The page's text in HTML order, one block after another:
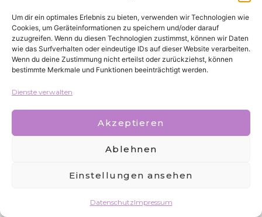
Um dir ein optimales Erlebnis zu bieten, verwenden wir Technologien wie
Cookies, um Geräteinformationen zu speichern und/oder darauf
zuzugreifen. Wenn du diesen Technologien zustimmst, können wir Daten
wie das Surfverhalten oder eindeutige IDs auf dieser Website verarbeiten.
Wenn du deine Zustimmung nicht erteilst oder zurückziehst, können
bestimmte Merkmale und Funktionen beeinträchtigt werden.
Dienste verwalten
Akzeptieren
Ablehnen
Einstellungen ansehen
DatenschutzImpressum
Alle Rechte vorbehalten